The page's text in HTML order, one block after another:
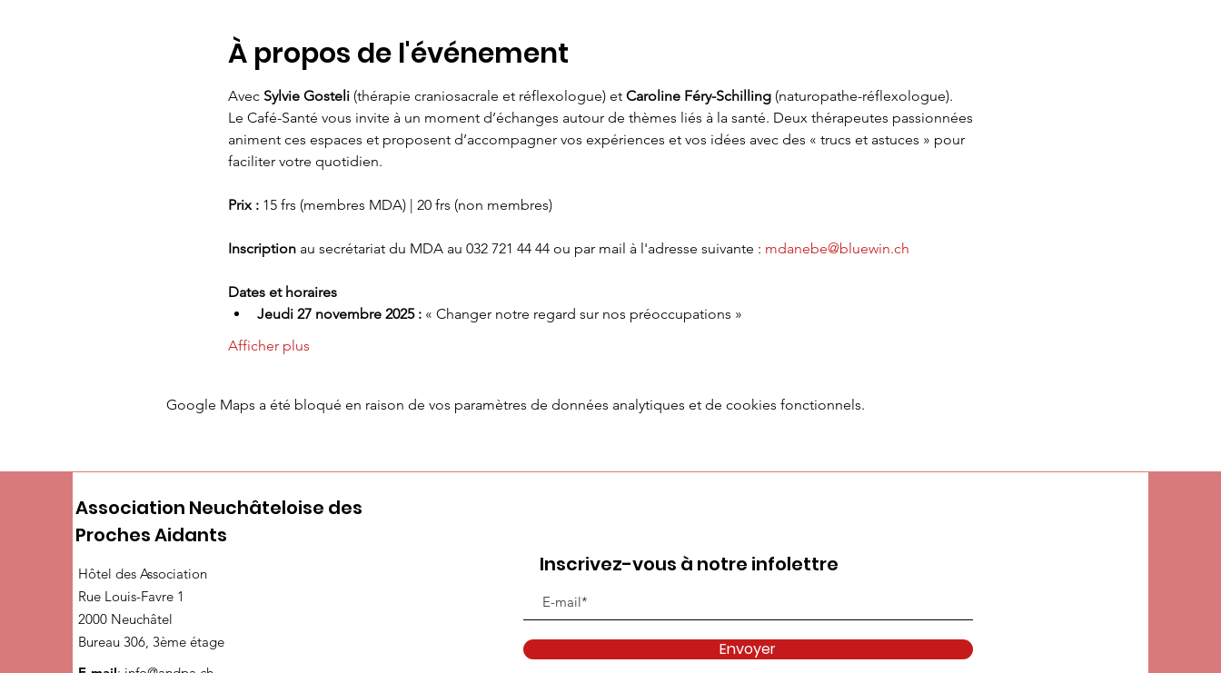
À propos de l'événement
Avec Sylvie Gosteli (thérapie craniosacrale et réflexologue) et Caroline Féry-Schilling (naturopathe-réflexologue).
Le Café-Santé vous invite à un moment d’échanges autour de thèmes liés à la santé. Deux thérapeutes passionnées
animent ces espaces et proposent d’accompagner vos expériences et vos idées avec des « trucs et astuces » pour
faciliter votre quotidien.
Prix : 15 frs (membres MDA) | 20 frs (non membres)
Inscription au secrétariat du MDA au 032 721 44 44 ou par mail à l'adresse suivante : mdanebe@bluewin.ch
Dates et horaires
Jeudi 27 novembre 2025 : « Changer notre regard sur nos préoccupations »
Afficher plus
Google Maps a été bloqué en raison de vos paramètres de données analytiques et de cookies fonctionnels.
Association Neuchâteloise des
Proches Aidants
Hôtel des Association
Rue Louis-Favre 1
2000 Neuchâtel
Bureau 306, 3ème étage
Inscrivez-vous à notre infolettre
Envoyer